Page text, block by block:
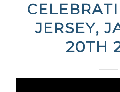
JERSEY,
20TH